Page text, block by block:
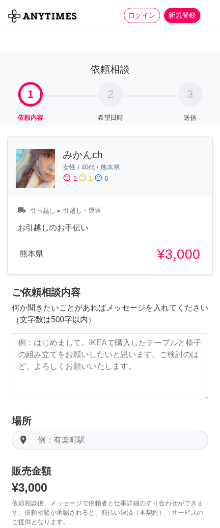
ログイン 新規登録
全て 家事 more_horiz
依頼相談
1
依頼内容
2
希望日時
3
送信
みかんch
女性 / 40代 / 熊本県
sentiment_satisfied 1 sentiment_neutral 1 sentiment_dissatisfied 0
local_shipping 引っ越し ▸ 引越し・運送
お引越しのお手伝い
熊本県 ¥3,000
ご依頼相談内容
何か聞きたいことがあればメッセージを入れてください
（文字数は500字以内）
場所
room
販売金額
¥3,000
依頼相談後、メッセージで依頼者と仕事詳細のすり合わせができま
す。依頼相談が承認されると、前払い決済（本契約）→サービスの
ご提供となります。